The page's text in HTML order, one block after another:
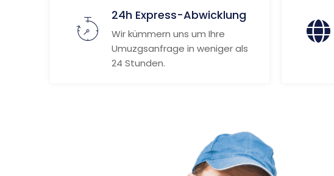
24h Express-Abwicklung
Wir kümmern uns um Ihre
Umuzgsanfrage in weniger als
24 Stunden.